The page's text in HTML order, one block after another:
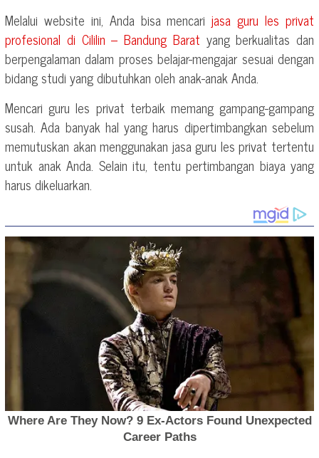
Melalui website ini, Anda bisa mencarijasa guru les privat
profesional di Cililin – Bandung Barat yang berkualitas dan
berpengalaman dalam proses belajar-mengajar sesuai dengan
bidang studi yang dibutuhkan oleh anak-anak Anda.
Mencari guru les privat terbaik memang gampang-gampang
susah. Ada banyak hal yang harus dipertimbangkan sebelum
memutuskan akan menggunakan jasa guru les privat tertentu
untuk anak Anda. Selain itu, tentu pertimbangan biaya yang
harus dikeluarkan.